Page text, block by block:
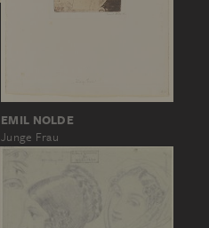
EMIL NOLDE
Junge Frau